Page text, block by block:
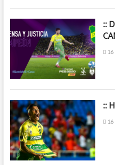
::
16
::
16